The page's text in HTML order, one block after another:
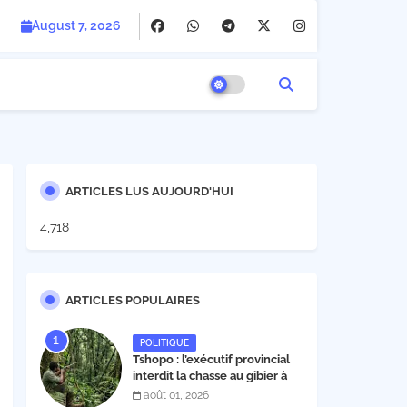
August 7, 2026
ARTICLES LUS AUJOURD'HUI
4,718
ARTICLES POPULAIRES
POLITIQUE
Tshopo : l’exécutif provincial
interdit la chasse au gibier à
poil et à plume du 1er août au
août 01, 2026